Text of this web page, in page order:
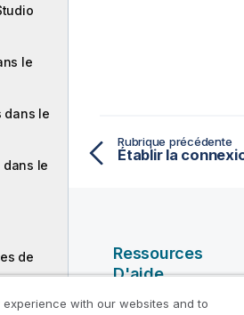
le
dans le
le
de
Rubrique précédente
Ressources
D'aide
Vidéos Qlik Help
with our websites and to